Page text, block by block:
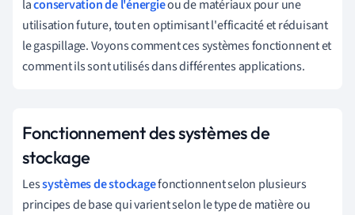
laconservation de l'énergieou de matériaux pour une
utilisation future, tout en optimisant l'efficacité et réduisant
le gaspillage. Voyons comment ces systèmes fonctionnent et
comment ils sont utilisés dans différentes applications.
Fonctionnement des systèmes de
stockage
Lessystèmes de stockagefonctionnent selon plusieurs
principes de base qui varient selon le type de matière ou